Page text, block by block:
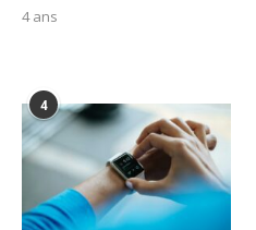
4 ans
4